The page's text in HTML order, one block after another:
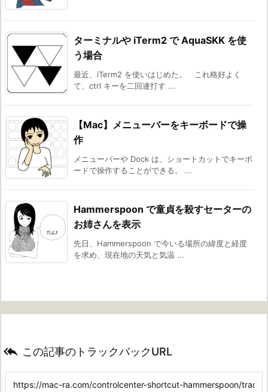
ターミナルや iTerm2 で AquaSKK を使
う場合
最近、iTerm2 を使いはじめた。 これ格好よく
て、ctrl キーを二回連打す ...
【Mac】メニューバーをキーボードで操
作
メニューバーや Dock は、ショートカットでキーボ
ードで操作することができる。 ...
Hammerspoon で童貞を殺すセーターの
お姉さんを表示
先日、Hammerspoon で今いる場所の緯度と経度
を求め、現在地の天気と気温 ...
 この記事のトラックバックURL